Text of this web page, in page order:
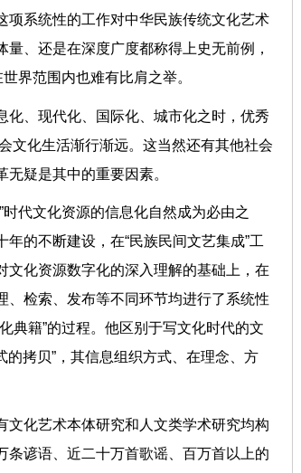
项系统性的工作对中华民族传统文化艺术
、还是在深度广度都称得上史无前例，
世界范围内也难有比肩之举。
、现代化、国际化、城市化之时，优秀
文化生活渐行渐远。这当然还有其他社会
革无疑是其中的重要因素。
代文化资源的信息化自然成为必由之
的不断建设，在“民族民间文艺集成”工
化资源数字化的深入理解的基础上，在
检索、发布等不同环节均进行了系统性
典籍”的过程。他区别于写文化时代的文
的拷贝”，其信息组织方式、在理念、方
化艺术本体研究和人文类学术研究均构
条谚语、近二十万首歌谣、百万首以上的